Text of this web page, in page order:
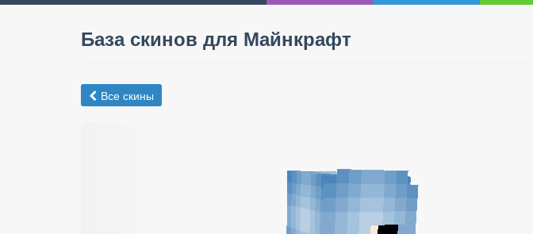
База скинов для Майнкрафт
Все скины